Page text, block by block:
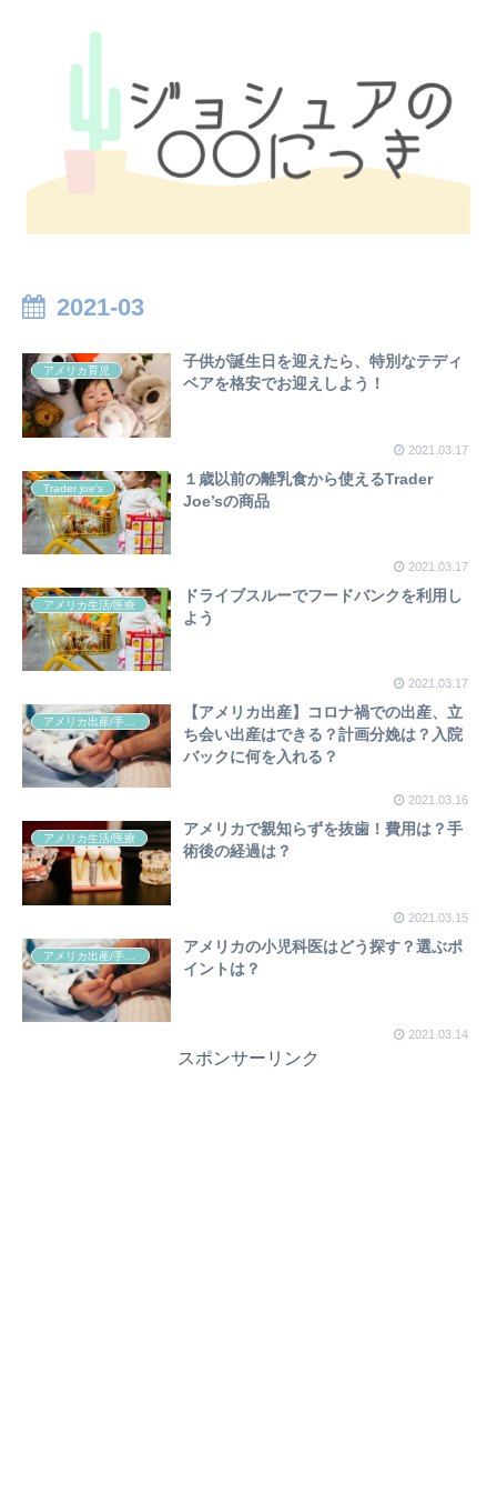
2021-03
アメリカ育児
子供が誕生日を迎えたら、特別なテディ
ベアを格安でお迎えしよう！
2021.03.17
Trader joe's
１歳以前の離乳食から使えるTrader
Joe’sの商品
2021.03.17
アメリカ生活/医療
ドライブスルーでフードバンクを利用し
よう
2021.03.17
【アメリカ出産】コロナ禍での出産、立
ち会い出産はできる？計画分娩は？入院
バックに何を入れる？
2021.03.16
アメリカ生活/医療
アメリカで親知らずを抜歯！費用は？手
術後の経過は？
2021.03.15
アメリカの小児科医はどう探す？選ぶポ
イントは？
2021.03.14
スポンサーリンク